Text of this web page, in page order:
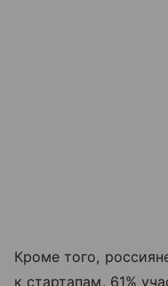
Кроме того,
к стартапам. 61%